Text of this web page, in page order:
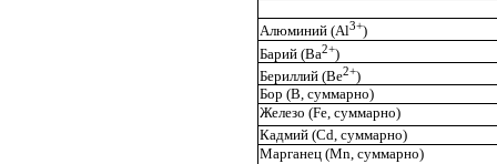
Алюминий (Al3+)
Барий (Ва2+)
Бериллий (Ве2+)
Бор (В, суммарно)
Железо (Fe, суммарно)
Кадмий (Cd, суммарно)
Марганец (Мn, суммарно)